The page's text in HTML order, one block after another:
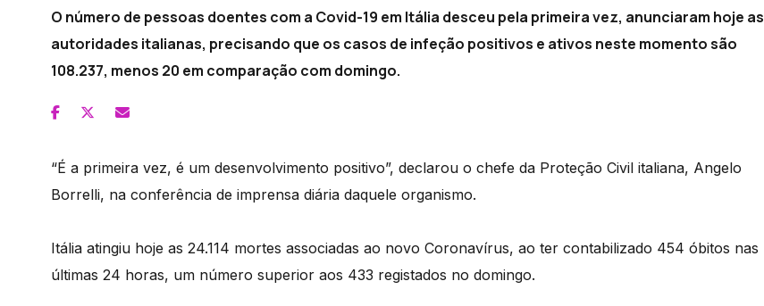
O número de pessoas doentes com a Covid-19 em Itália desceu pela primeira vez, anunciaram hoje as
autoridades italianas, precisando que os casos de infeção positivos e ativos neste momento são
108.237, menos 20 em comparação com domingo.
“É a primeira vez, é um desenvolvimento positivo”, declarou o chefe da Proteção Civil italiana, Angelo
Borrelli, na conferência de imprensa diária daquele organismo.
Itália atingiu hoje as 24.114 mortes associadas ao novo Coronavírus, ao ter contabilizado 454 óbitos nas
últimas 24 horas, um número superior aos 433 registados no domingo.